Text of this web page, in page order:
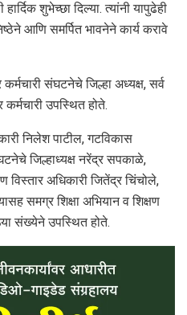
शुभेच्छा दिल्या. त्यांनी यापुढेही
आणि समर्पित भावनेने कार्य करावे
संघटनेचे जिल्हा अध्यक्ष, सर्व
उपस्थित होते.
निलेश पाटील, गटविकास
जिल्हाध्यक्ष नरेंद्र सपकाळे,
विस्तार अधिकारी जितेंद्र चिंचोले,
समग्र शिक्षा अभियान व शिक्षण
संख्येने उपस्थित होते.